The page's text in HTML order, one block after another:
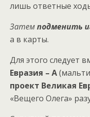
лишь ответные
Затемподменить
а в карты.
Для этого следует
Евразия – А
проект Великая
«Вещего Олега»